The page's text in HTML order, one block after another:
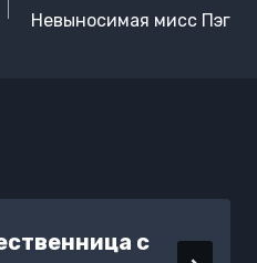
Невыносимая мисс Пэг
с